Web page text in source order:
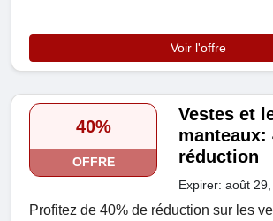
Voir l'offre
40%
OFFRE
Vestes et
manteaux:
réduction
Expirer: août
Profitez de 40% de réduction sur les